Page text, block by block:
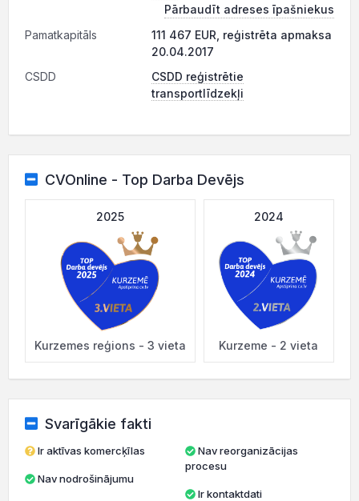
Pārbaudīt adreses īpašniekus
Pamatkapitāls
111 467 EUR, reģistrēta apmaksa
20.04.2017
CSDD
CSDD reģistrētie
transportlīdzekļi
CVOnline - Top Darba Devējs
2025
Kurzemes reģions - 3 vieta
2024
Kurzeme - 2 vieta
Svarīgākie fakti
Ir aktīvas komercķīlas
Nav nodrošinājumu
Nav reorganizācijas
procesu
Ir kontaktdati